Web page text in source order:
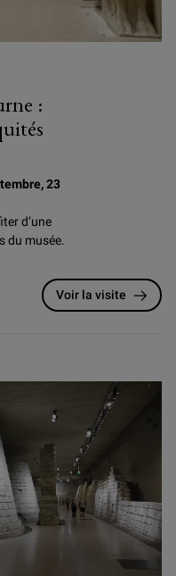
:
23
d’une
du musée.
Voir la visite